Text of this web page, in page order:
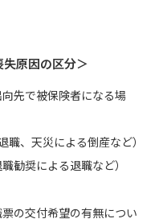
原因の区分＞
先で被保険者になる場
、天災による倒産など）
勧奨による退職など）
の交付希望の有無につい